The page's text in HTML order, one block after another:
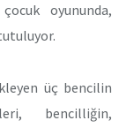
oyununda,
üç bencilin
bencilliğin,